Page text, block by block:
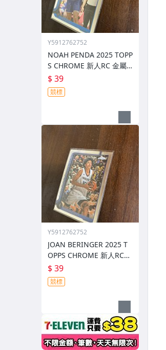
Y5912762752
NOAH PENDA 2025 TOPP
S CHROME 新人RC 金屬
$ 39
競標
Y5912762752
JOAN BERINGER 2025 T
OPPS CHROME 新人RC
$ 39
競標